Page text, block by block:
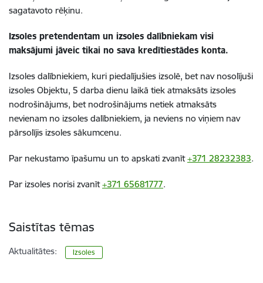
sagatavoto rēķinu.
Izsoles pretendentam un izsoles dalībniekam visi
maksājumi jāveic tikai no sava kredītiestādes konta.
Izsoles dalībniekiem, kuri piedalījušies izsolē, bet nav nosolījuši
izsoles Objektu, 5 darba dienu laikā tiek atmaksāts izsoles
nodrošinājums, bet nodrošinājums netiek atmaksāts
nevienam no izsoles dalībniekiem, ja neviens no viņiem nav
pārsolījis izsoles sākumcenu.
Par nekustamo īpašumu un to apskati zvanīt+371 28232383.
Par izsoles norisi zvanīt+371 65681777.
Saistītas tēmas
Aktualitātes: Izsoles